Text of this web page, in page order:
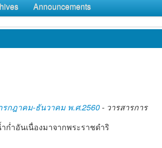
Announcements
รกฎาคม-ธันวาคม พ.ศ.2560- วารสารการ
ำอันเนื่องมาจากพระราชดำริ